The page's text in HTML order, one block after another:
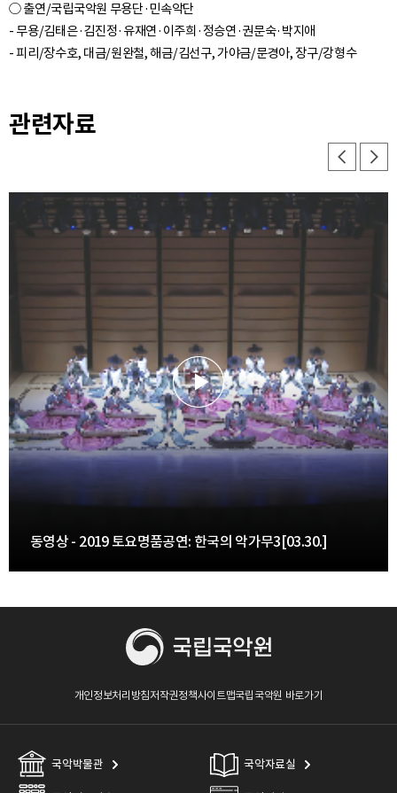
○ 출연/국립국악원 무용단·민속악단
- 무용/김태은·김진정·유재연·이주희·정승연·권문숙·박지애
- 피리/장수호, 대금/원완철, 해금/김선구, 가야금/문경아, 장구/강형수
관련자료
동영상 - 2019 토요명품공연: 한국의 악가무3[03.30.]
개인정보처리방침저작권정책사이트맵국립국악원 바로가기
국악박물관 국악자료실